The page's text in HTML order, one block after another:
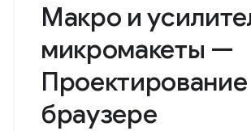
Макро и
микромакеты —
Проектирование
браузере